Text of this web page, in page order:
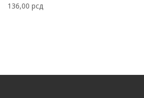
136,00 рсд